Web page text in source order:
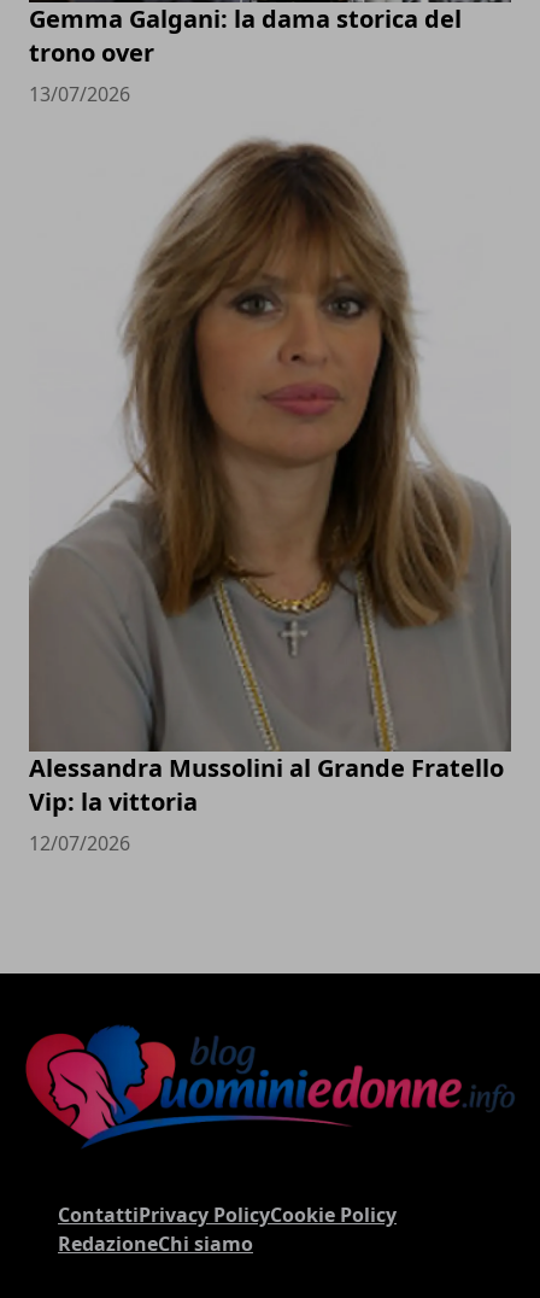
Gemma Galgani: la dama storica del
trono over
13/07/2026
Alessandra Mussolini al Grande Fratello
Vip: la vittoria
12/07/2026
ContattiPrivacy PolicyCookie Policy
RedazioneChi siamo